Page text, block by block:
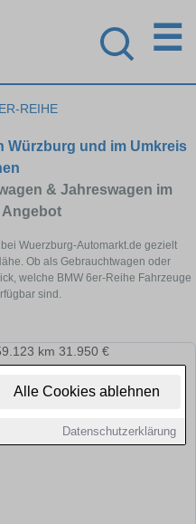
Alle Cookies ablehnen
Datenschutzerklärung
☰
REIHE
Würzburg und im Umkreis
& Jahreswagen im
Wuerzburg-Automarkt.de gezielt
Ob als Gebrauchtwagen oder
welche BMW 6er-Reihe Fahrzeuge
sind.